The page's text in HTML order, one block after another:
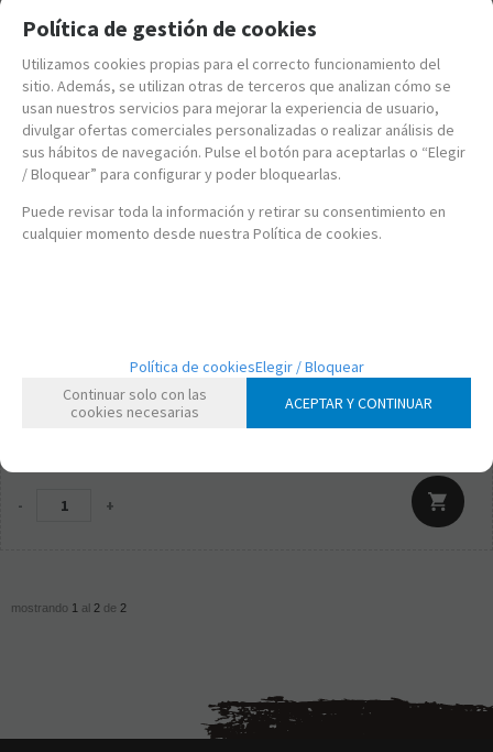
PLUMIER DOBLE 34 PCS. PATRULLA CANINA ROSA 411714054
12,95€
- +
mostrando 1 al 2 de 2
Política de gestión de cookies
Utilizamos cookies propias para el correcto funcionamiento del
sitio. Además, se utilizan otras de terceros que analizan cómo se
usan nuestros servicios para mejorar la experiencia de usuario,
divulgar ofertas comerciales personalizadas o realizar análisis de
sus hábitos de navegación. Pulse el botón para aceptarlas o “Elegir
/ Bloquear” para configurar y poder bloquearlas.
Puede revisar toda la información y retirar su consentimiento en
cualquier momento desde nuestra Política de cookies.
Política de cookiesElegir / Bloquear
Continuar solo con las
cookies necesarias
ACEPTAR Y CONTINUAR